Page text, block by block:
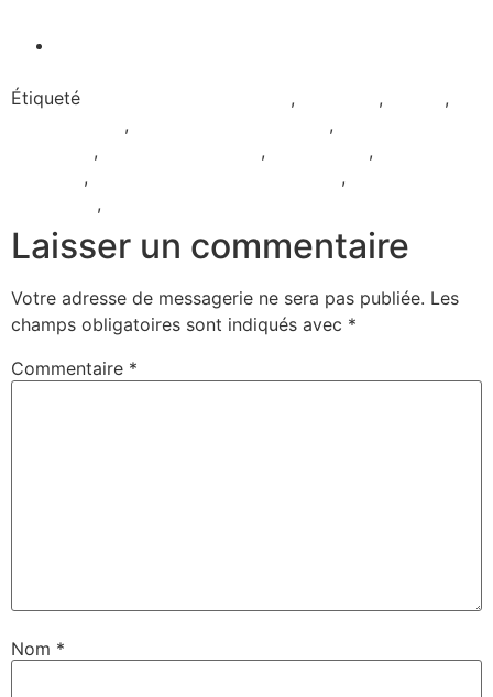
Étiqueté
, ,
,
, ,
, , ,
, ,
,
Laisser un commentaire
Votre adresse de messagerie ne sera pas publiée. Les
champs obligatoires sont indiqués avec *
Commentaire *
Nom *